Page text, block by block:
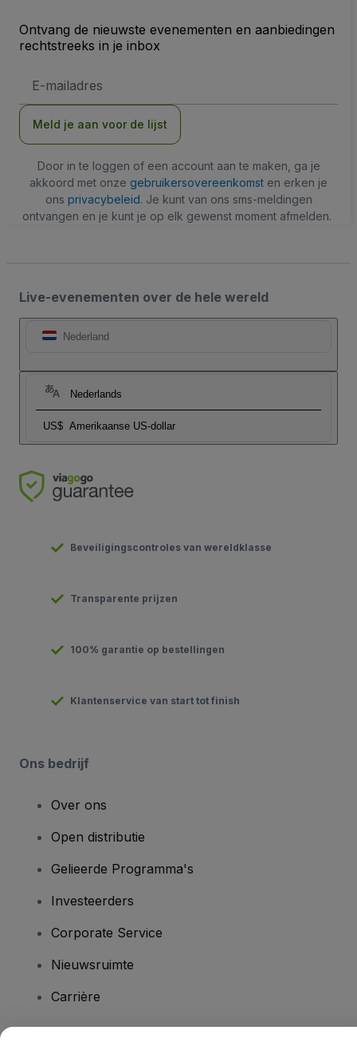
Ontvang de nieuwste evenementen en aanbiedingen
rechtstreeks in je inbox
mailadres
Meld je aan voor de lijst
Door in te loggen of een account aan te maken, ga je
akkoord met onze gebruikersovereenkomst en erken je
ons privacybeleid. Je kunt van ons sms-meldingen
ontvangen en je kunt je op elk gewenst moment afmelden.
Live-evenementen over de hele wereld
Nederland
Nederlands
US$ Amerikaanse US-dollar
Beveiligingscontroles van wereldklasse
Transparente prijzen
100% garantie op bestellingen
Klantenservice van start tot finish
Ons bedrijf
Over ons
Open distributie
Gelieerde Programma's
Investeerders
Corporate Service
Nieuwsruimte
Carrière